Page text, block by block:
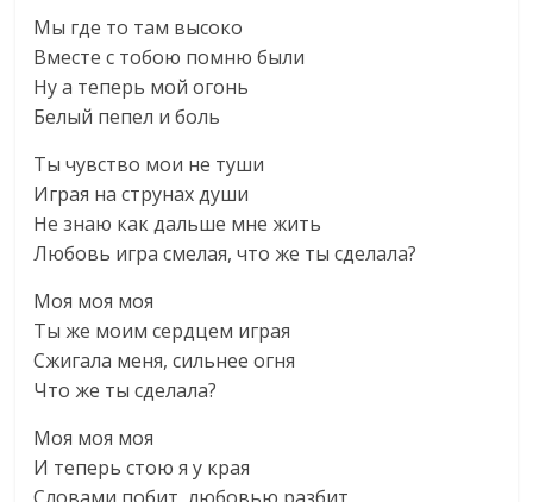
Мы где то там высоко
Вместе с тобою помню были
Ну а теперь мой огонь
Белый пепел и боль
Ты чувство мои не туши
Играя на струнах души
Не знаю как дальше мне жить
Любовь игра смелая, что же ты сделала?
Моя моя моя
Ты же моим сердцем играя
Сжигала меня, сильнее огня
Что же ты сделала?
Моя моя моя
И теперь стою я у края